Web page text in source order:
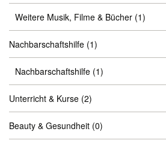
Weitere Musik, Filme & Bücher (1)
Nachbarschaftshilfe (1)
Nachbarschaftshilfe (1)
Unterricht & Kurse (2)
Beauty & Gesundheit (0)